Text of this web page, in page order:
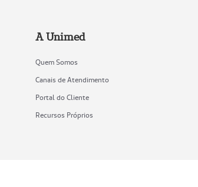
A Unimed
Quem Somos
Canais de Atendimento
Portal do Cliente
Recursos Próprios